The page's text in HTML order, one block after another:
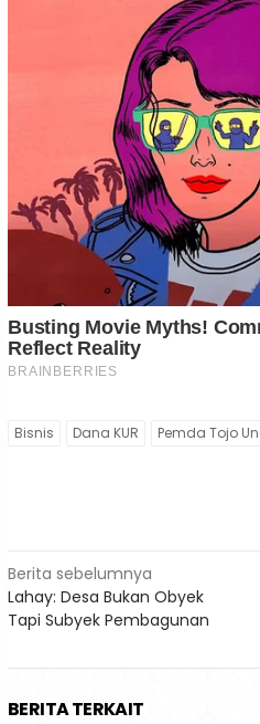
Bisnis Dana KUR Pemda Tojo
Navigasi
pos
Berita sebelumnya
Lahay: Desa Bukan Obyek
Tapi Subyek Pembagunan
BERITA TERKAIT